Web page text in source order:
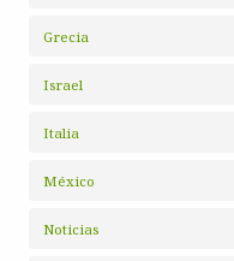
Grecia
Israel
Italia
México
Noticias